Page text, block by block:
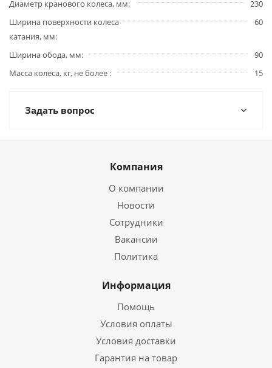
Диаметр кранового колеса, мм
230
Ширина поверхности колеса
катания, мм
60
Ширина обода, мм
90
Масса колеса, кг, не более
15
Задать вопрос
Компания
О компании
Новости
Сотрудники
Вакансии
Политика
Информация
Помощь
Условия оплаты
Условия доставки
Гарантия на товар